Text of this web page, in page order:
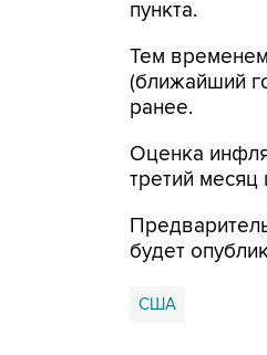
пункта.
Тем
(ближайший
ранее.
Оценка
третий месяц
будет
США